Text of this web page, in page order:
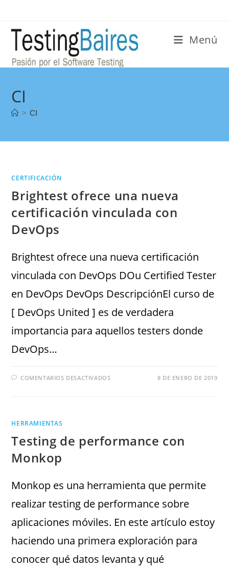
Menú
CI
> CI
CERTIFICACIÓN
Brightest ofrece una nueva
certificación vinculada con
DevOps
Brightest ofrece una nueva certificación
vinculada con DevOps DOu Certified Tester
en DevOps DevOps DescripciónEl curso de
[ DevOps United ] es de verdadera
importancia para aquellos testers donde
DevOps…
COMENTARIOS DESACTIVADOS 8 DE ENERO DE 2019
HERRAMIENTAS
Testing de performance con
Monkop
Monkop es una herramienta que permite
realizar testing de performance sobre
aplicaciones móviles. En este artículo estoy
haciendo una primera exploración para
conocer qué datos levanta y qué